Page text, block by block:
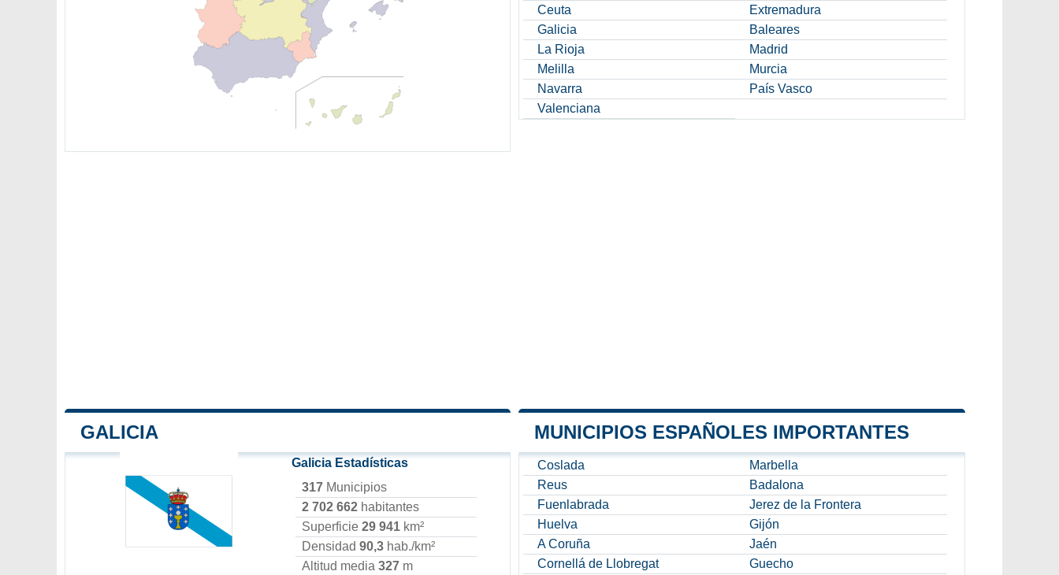
Ceuta
Extremadura
Galicia
Baleares
La Rioja
Madrid
Melilla
Murcia
Navarra
País Vasco
Valenciana
GALICIA
Galicia Estadísticas
317 Municipios
2 702 662 habitantes
Superficie29 941 km²
Densidad90,3 hab./km²
Altitud media327 m
MUNICIPIOS ESPAÑOLES IMPORTANTES
Coslada
Marbella
Reus
Badalona
Fuenlabrada
Jerez de la Frontera
Huelva
Gijón
A Coruña
Jaén
Cornellá de Llobregat
Guecho